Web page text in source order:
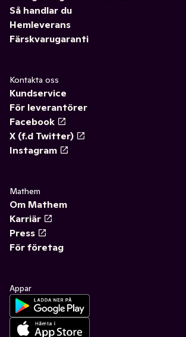
Så handlar du
Hemleverans
Färskvarugaranti
Kontakta oss
Kundservice
För leverantörer
Facebook
X (f.d Twitter)
Instagram
Mathem
Om Mathem
Karriär
Press
För företag
Appar